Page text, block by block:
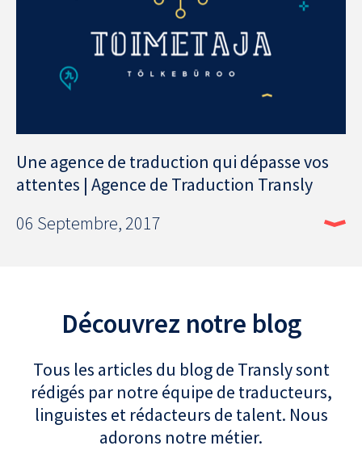
Une agence de traduction qui dépasse vos
attentes | Agence de Traduction Transly
06 Septembre, 2017
Découvrez notre blog
Tous les articles du blog de Transly sont
rédigés par notre équipe de traducteurs,
linguistes et rédacteurs de talent. Nous
adorons notre métier.